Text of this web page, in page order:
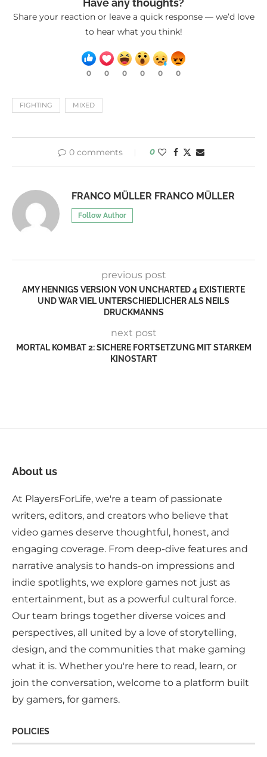
Share your reaction or leave a quick response — we’d love
to hear what you think!
0 0 0 0 0 0
FIGHTING MIXED
0 comments 0
FRANCO MÜLLER FRANCO MÜLLER
Follow Author
previous post
AMY HENNIGS VERSION VON UNCHARTED 4 EXISTIERTE
UND WAR VIEL UNTERSCHIEDLICHER ALS NEILS
DRUCKMANNS
next post
MORTAL KOMBAT 2: SICHERE FORTSETZUNG MIT STARKEM
KINOSTART
About us
At PlayersForLife, we're a team of passionate
writers, editors, and creators who believe that
video games deserve thoughtful, honest, and
engaging coverage. From deep-dive features and
narrative analysis to hands-on impressions and
indie spotlights, we explore games not just as
entertainment, but as a powerful cultural force.
Our team brings together diverse voices and
perspectives, all united by a love of storytelling,
design, and the communities that make gaming
what it is. Whether you're here to read, learn, or
join the conversation, welcome to a platform built
by gamers, for gamers.
POLICIES